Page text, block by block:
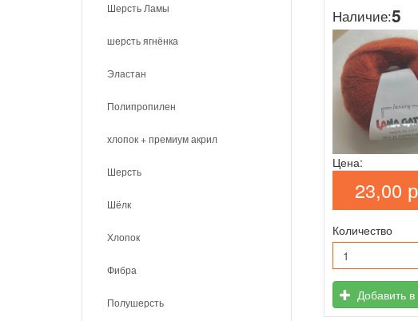
Шерсть Ламы
шерсть ягнёнка
Эластан
Полипропилен
хлопок + премиум акрил
Шерсть
Шёлк
Хлопок
Фибра
Полушерсть
Наличие:5
Цена:
23,00
Количество
Добавить в